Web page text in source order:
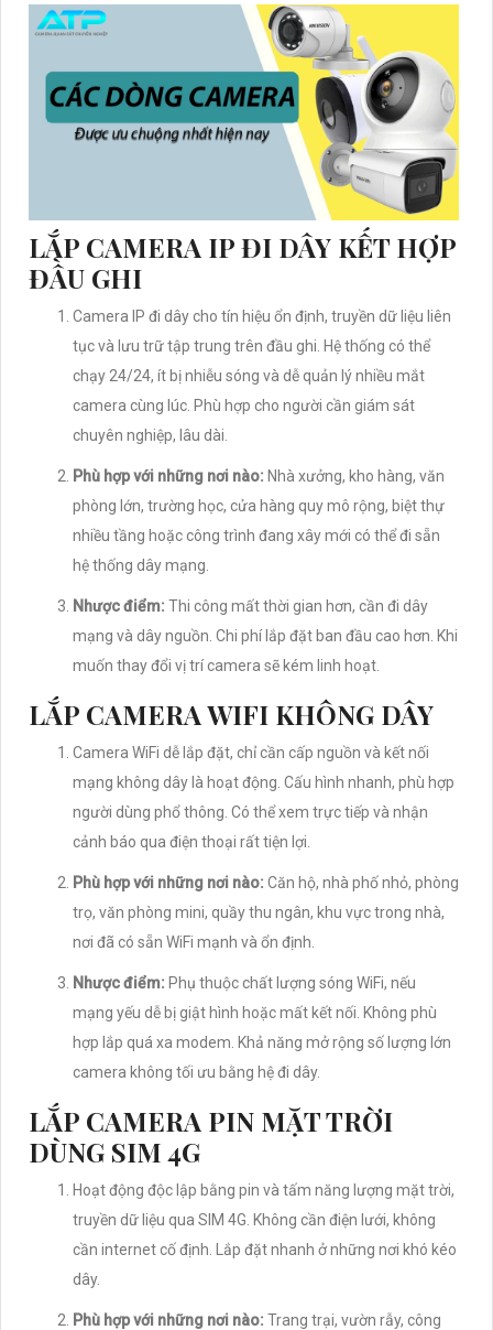
LẮP CAMERA IP ĐI DÂY KẾT HỢP
ĐẦU GHI
Camera IP đi dây cho tín hiệu ổn định, truyền dữ liệu liên
tục và lưu trữ tập trung trên đầu ghi. Hệ thống có thể
chạy 24/24, ít bị nhiễu sóng và dễ quản lý nhiều mắt
camera cùng lúc. Phù hợp cho người cần giám sát
chuyên nghiệp, lâu dài.
Phù hợp với những nơi nào: Nhà xưởng, kho hàng, văn
phòng lớn, trường học, cửa hàng quy mô rộng, biệt thự
nhiều tầng hoặc công trình đang xây mới có thể đi sẵn
hệ thống dây mạng.
Nhược điểm: Thi công mất thời gian hơn, cần đi dây
mạng và dây nguồn. Chi phí lắp đặt ban đầu cao hơn. Khi
muốn thay đổi vị trí camera sẽ kém linh hoạt.
LẮP CAMERA WIFI KHÔNG DÂY
Camera WiFi dễ lắp đặt, chỉ cần cấp nguồn và kết nối
mạng không dây là hoạt động. Cấu hình nhanh, phù hợp
người dùng phổ thông. Có thể xem trực tiếp và nhận
cảnh báo qua điện thoại rất tiện lợi.
Phù hợp với những nơi nào: Căn hộ, nhà phố nhỏ, phòng
trọ, văn phòng mini, quầy thu ngân, khu vực trong nhà,
nơi đã có sẵn WiFi mạnh và ổn định.
Nhược điểm: Phụ thuộc chất lượng sóng WiFi, nếu
mạng yếu dễ bị giật hình hoặc mất kết nối. Không phù
hợp lắp quá xa modem. Khả năng mở rộng số lượng lớn
camera không tối ưu bằng hệ đi dây.
LẮP CAMERA PIN MẶT TRỜI
DÙNG SIM 4G
Hoạt động độc lập bằng pin và tấm năng lượng mặt trời,
truyền dữ liệu qua SIM 4G. Không cần điện lưới, không
cần internet cố định. Lắp đặt nhanh ở những nơi khó kéo
dây.
Phù hợp với những nơi nào: Trang trại, vườn rẫy, công